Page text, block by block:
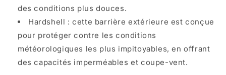
des conditions plus douces.
Hardshell : cette barrière extérieure est conçue
pour protéger contre les conditions
météorologiques les plus impitoyables, en offrant
des capacités imperméables et coupe-vent.